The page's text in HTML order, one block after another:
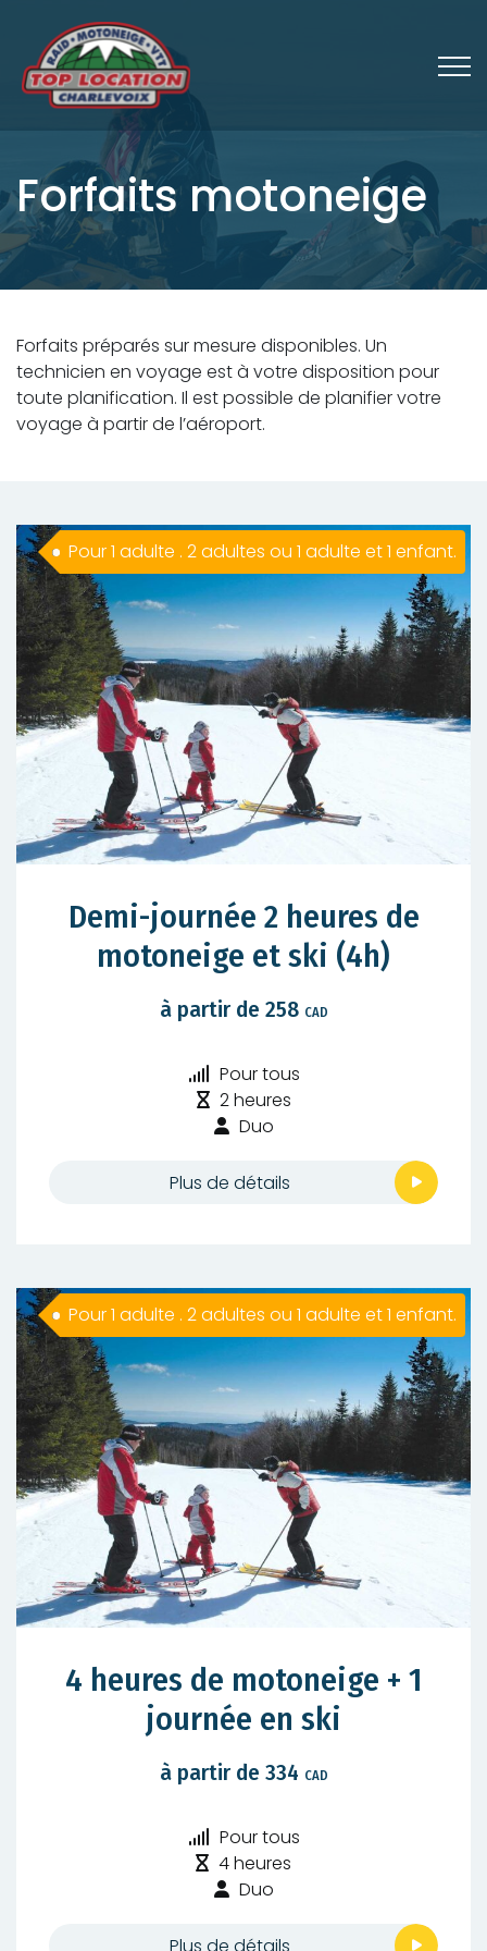
Forfaits motoneige
Forfaits préparés sur mesure disponibles. Un
technicien en voyage est à votre disposition pour
toute planification. Il est possible de planifier votre
voyage à partir de l’aéroport.
Pour 1 adulte . 2 adultes ou 1 adulte et 1 enfant.
Demi-journée 2 heures de
motoneige et ski (4h)
à partir de 258 CAD
Niveau
de
difficulté
Pour tous
Durée
:
2 heures
Type
randonnée
Duo
Plus de détails
Pour 1 adulte . 2 adultes ou 1 adulte et 1 enfant.
4 heures de motoneige + 1
journée en ski
à partir de 334 CAD
Niveau
de
difficulté
Pour tous
Durée
:
4 heures
Type
randonnée
Duo